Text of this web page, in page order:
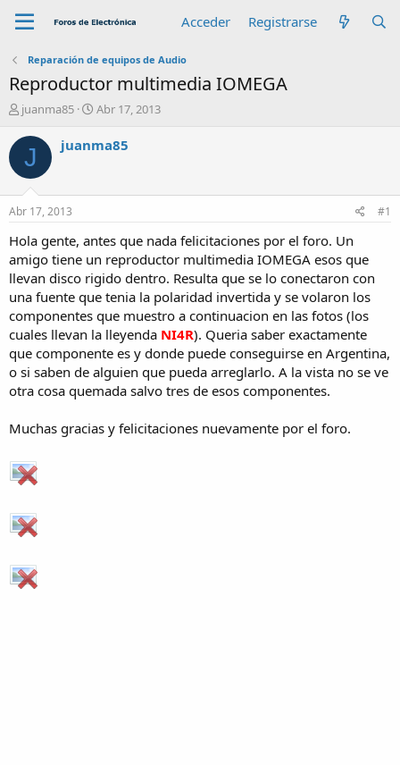
Acceder Registrarse
Reparación de equipos de Audio
Reproductor multimedia IOMEGA
A
t
r
juanma85
F
c
n
c
i
o
Abr 17, 2013
J juanma85
Abr 17, 2013 #1
Hola gente, antes que nada felicitaciones por el foro. Un
amigo tiene un reproductor multimedia IOMEGA esos que
llevan disco rigido dentro. Resulta que se lo conectaron con
una fuente que tenia la polaridad invertida y se volaron los
componentes que muestro a continuacion en las fotos (los
cuales llevan la lleyenda NI4R). Queria saber exactamente
que componente es y donde puede conseguirse en Argentina,
o si saben de alguien que pueda arreglarlo. A la vista no se ve
otra cosa quemada salvo tres de esos componentes.
Muchas gracias y felicitaciones nuevamente por el foro.